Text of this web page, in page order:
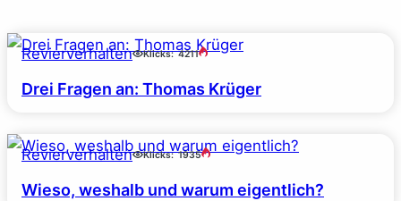
Revierverhalten Klicks: 4211
Drei Fragen an: Thomas Krüger
Revierverhalten Klicks: 1935
Wieso, weshalb und warum eigentlich?